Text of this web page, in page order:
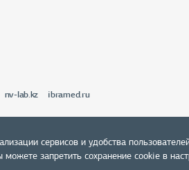
nv-lab.kz ibramed.ru
сервисов и удобства
запретить сохранение cookie в